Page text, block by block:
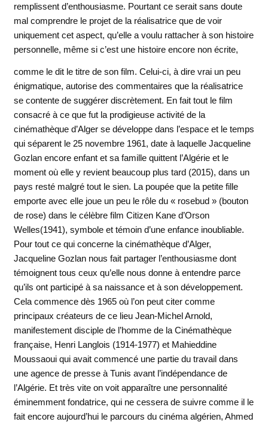
remplissent d’enthousiasme. Pourtant ce serait sans doute
mal comprendre le projet de la réalisatrice que de voir
uniquement cet aspect, qu’elle a voulu rattacher à son histoire
personnelle, même si c’est une histoire encore non écrite,
comme le dit le titre de son film. Celui-ci, à dire vrai un peu
énigmatique, autorise des commentaires que la réalisatrice
se contente de suggérer discrètement. En fait tout le film
consacré à ce que fut la prodigieuse activité de la
cinémathèque d’Alger se développe dans l’espace et le temps
qui séparent le 25 novembre 1961, date à laquelle Jacqueline
Gozlan encore enfant et sa famille quittent l’Algérie et le
moment où elle y revient beaucoup plus tard (2015), dans un
pays resté malgré tout le sien. La poupée que la petite fille
emporte avec elle joue un peu le rôle du « rosebud » (bouton
de rose) dans le célèbre film Citizen Kane d’Orson
Welles(1941), symbole et témoin d’une enfance inoubliable.
Pour tout ce qui concerne la cinémathèque d’Alger,
Jacqueline Gozlan nous fait partager l’enthousiasme dont
témoignent tous ceux qu’elle nous donne à entendre parce
qu’ils ont participé à sa naissance et à son développement.
Cela commence dès 1965 où l’on peut citer comme
principaux créateurs de ce lieu Jean-Michel Arnold,
manifestement disciple de l’homme de la Cinémathèque
française, Henri Langlois (1914-1977) et Mahieddine
Moussaoui qui avait commencé une partie du travail dans
une agence de presse à Tunis avant l’indépendance de
l’Algérie. Et très vite on voit apparaître une personnalité
éminemment fondatrice, qui ne cessera de suivre comme il le
fait encore aujourd’hui le parcours du cinéma algérien, Ahmed